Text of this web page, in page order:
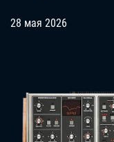
28 мая 2026